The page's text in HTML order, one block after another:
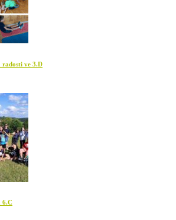
radosti ve 3.D
6.C